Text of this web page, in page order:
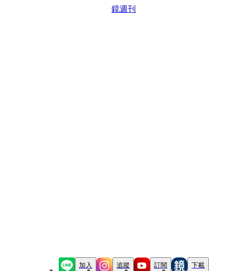
鏡週刊
加入 追蹤 訂閱 下載